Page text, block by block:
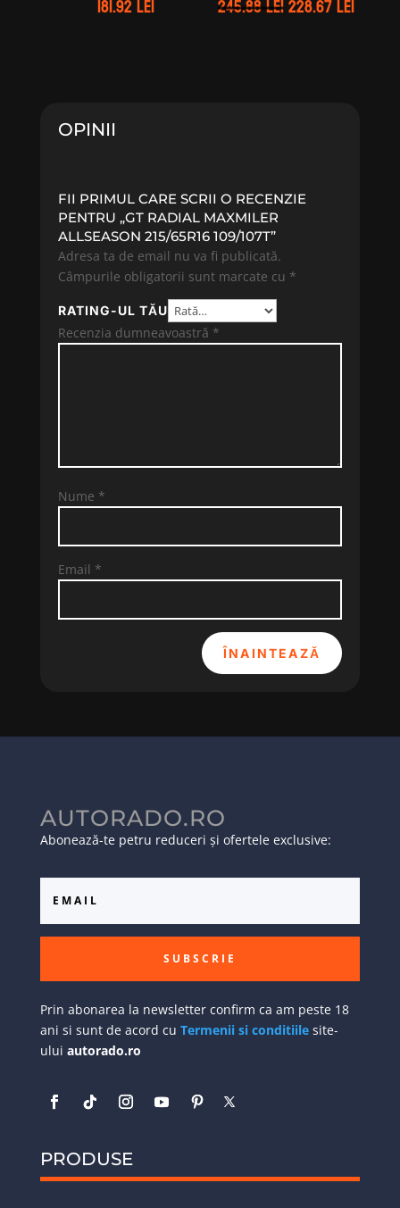
181.92lei 245.88lei228.67lei
OPINII
FII PRIMUL CARE SCRII O RECENZIE
PENTRU „GT RADIAL MAXMILER
ALLSEASON 215/65R16 109/107T”
Adresa ta de email nu va fi publicată.
Câmpurile obligatorii sunt marcate cu *
RATING-UL TĂU
Recenzia dumneavoastră *
Nume *
Email *
ÎNAINTEAZĂ
AUTORADO.RO
Abonează-te petru reduceri și ofertele exclusive:
SUBSCRIE
Prin abonarea la newsletter confirm ca am peste 18
ani si sunt de acord cu Termenii si conditiilesite-
ului autorado.ro
PRODUSE